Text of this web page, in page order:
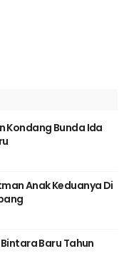
Kondang Bunda Ida
Anak Keduanya Di
Baru Tahun